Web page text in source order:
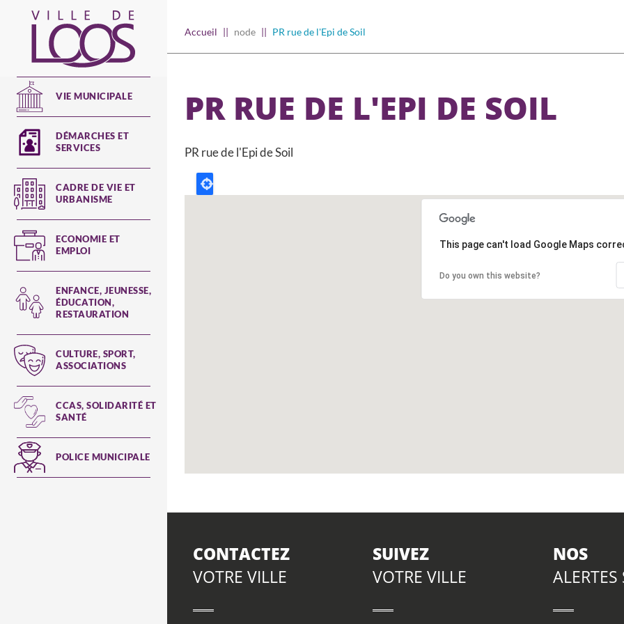
principal
Main
navigation
VIE MUNICIPALE
DÉMARCHES ET
SERVICES
CADRE DE VIE ET
URBANISME
ECONOMIE ET
EMPLOI
ENFANCE, JEUNESSE,
ÉDUCATION,
RESTAURATION
CULTURE, SPORT,
ASSOCIATIONS
CCAS, SOLIDARITÉ ET
SANTÉ
POLICE MUNICIPALE
Accueil node PR rue de l'Epi de Soil
PR RUE DE L'EPI DE SOIL
PR rue de l'Epi de Soil
This page can't load Google Maps
Do you own this website?
CONTACTEZ
VOTRE VILLE
SUIVEZ
VOTRE VILLE
NOS
ALERTES